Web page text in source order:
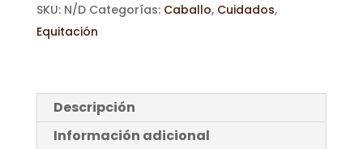
SKU: N/D Categorías: Caballo, Cuidados,
Equitación
Descripción
Información adicional